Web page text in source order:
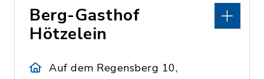
Berg-Gasthof
Hötzelein
Auf dem Regensberg 10,